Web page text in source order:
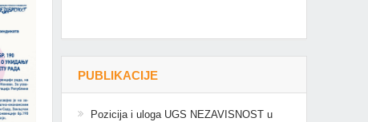
PUBLIKACIJE
Pozicija i uloga UGS NEZAVISNOST u